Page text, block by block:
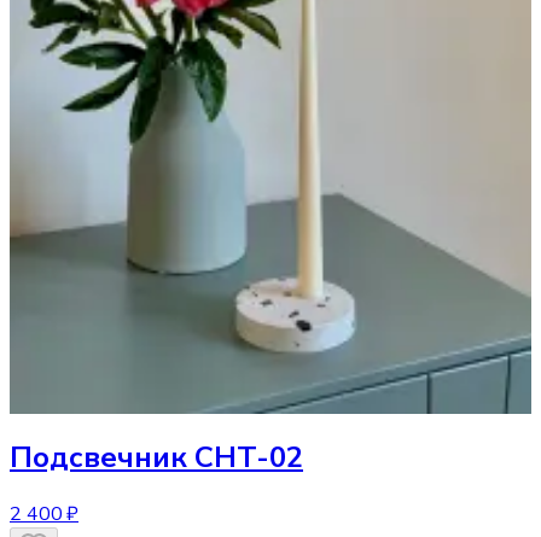
Подсвечник CHT-02
2 400 ₽